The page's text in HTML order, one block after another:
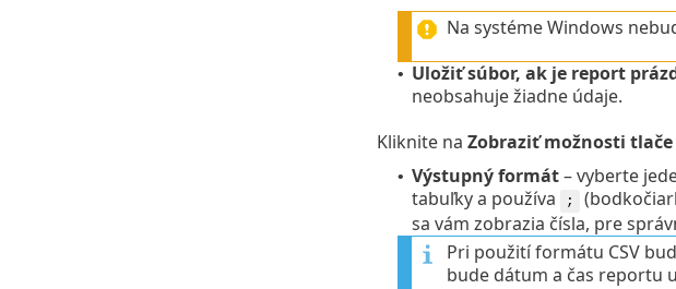
Na systéme Windows
• Uložiť súbor, ak je report
neobsahuje žiadne údaje.
Kliknite na Zobraziť možnosti tlače
• Výstupný formát– vyberte
tabuľky a používa
;
sa vám zobrazia čísla, pre
Pri použití formátu CSV
bude dátum a čas reportu